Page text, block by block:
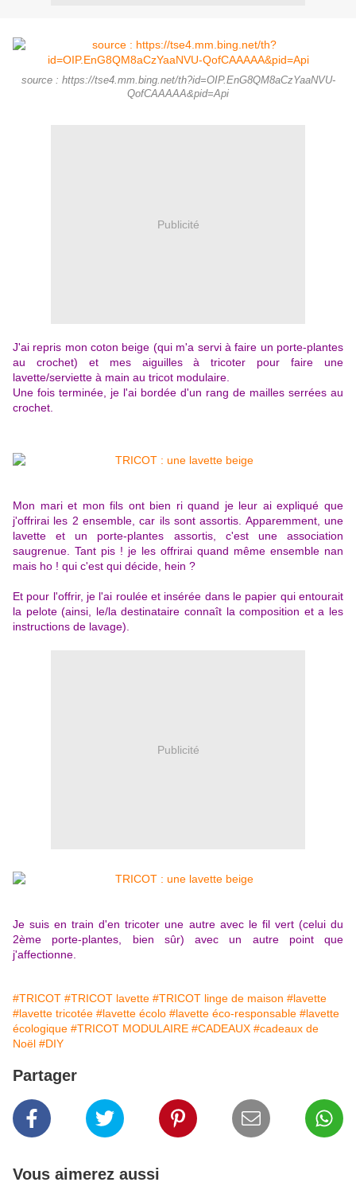
source : https://tse4.mm.bing.net/th?id=OIP.EnG8QM8aCzYaaNVU-
QofCAAAAA&pid=Api
Publicité
J'ai repris mon coton beige (qui m'a servi à faire un porte-plantes
au crochet) et mes aiguilles à tricoter pour faire une
lavette/serviette à main au tricot modulaire.
Une fois terminée, je l'ai bordée d'un rang de mailles serrées au
crochet.
Mon mari et mon fils ont bien ri quand je leur ai expliqué que
j'offrirai les 2 ensemble, car ils sont assortis. Apparemment, une
lavette et un porte-plantes assortis, c'est une association
saugrenue. Tant pis ! je les offrirai quand même ensemble nan
mais ho ! qui c'est qui décide, hein ?
Et pour l'offrir, je l'ai roulée et insérée dans le papier qui entourait
la pelote (ainsi, le/la destinataire connaît la composition et a les
instructions de lavage).
Publicité
Je suis en train d'en tricoter une autre avec le fil vert (celui du
2ème porte-plantes, bien sûr) avec un autre point que
j'affectionne.
#TRICOT #TRICOT lavette #TRICOT linge de maison #lavette
#lavette tricotée #lavette écolo #lavette éco-responsable #lavette
écologique #TRICOT MODULAIRE #CADEAUX #cadeaux de
Noël #DIY
Partager
Vous aimerez aussi